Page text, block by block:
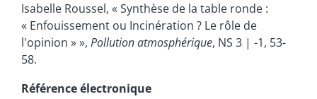
Isabelle Roussel, « Synthèse de la table ronde :
« Enfouissement ou Incinération ? Le rôle de
l'opinion » », Pollution atmosphérique, NS 3 | -1, 53-
58.
Référence électronique